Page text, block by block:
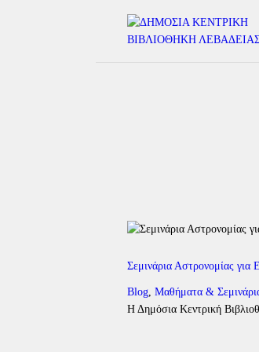
Σεμινάρια Αστρονομίας για
Blog, Μαθήματα &
Η Δημόσια Κεντρική